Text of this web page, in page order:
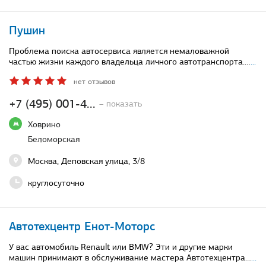
Пушин
+7 (495) 001-4... – показать
Ховрино
Беломорская
Москва, Деповская улица, 3/8
круглосуточно
Проблема поиска автосервиса является немаловажной
частью жизни каждого владельца личного автотранспорта.…...
нет отзывов
Автотехцентр Енот-Моторс
У вас автомобиль Renault или BMW? Эти и другие марки
машин принимают в обслуживание мастера Автотехцентра…...